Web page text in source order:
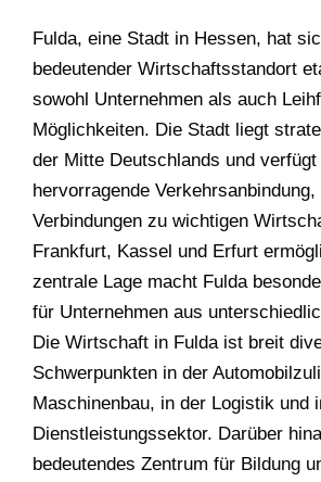
Fulda, eine Stadt in Hessen, hat
bedeutender Wirtschaftsstandort
sowohl Unternehmen als auch
Möglichkeiten. Die Stadt liegt
der Mitte Deutschlands und verfügt
hervorragende
Verbindungen zu wichtigen
Frankfurt, Kassel und Erfurt
zentrale Lage macht Fulda
für Unternehmen aus
Die Wirtschaft in Fulda ist breit
Schwerpunkten in der
Maschinenbau, in der Logistik und
Dienstleistungssektor. Darüber
bedeutendes Zentrum für Bildung